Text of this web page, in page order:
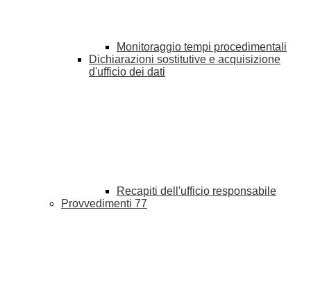
Monitoraggio tempi procedimentali
Dichiarazioni sostitutive e acquisizione
d'ufficio dei dati
Recapiti dell'ufficio responsabile
Provvedimenti 77